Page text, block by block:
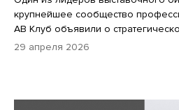
крупнейшее сообщество
АВ Клуб объявили о
29 апреля 2026